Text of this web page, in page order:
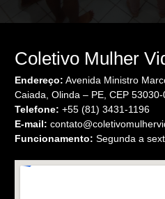
Coletivo Mulher
Endereço: Avenida Ministro
Caiada, Olinda – PE, CEP 53030-
Telefone: +55 (81) 3431-1196
E-mail:
Funcionamento: Segunda a